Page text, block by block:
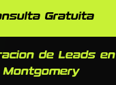
Gratuita
de Leads en
Montgomery